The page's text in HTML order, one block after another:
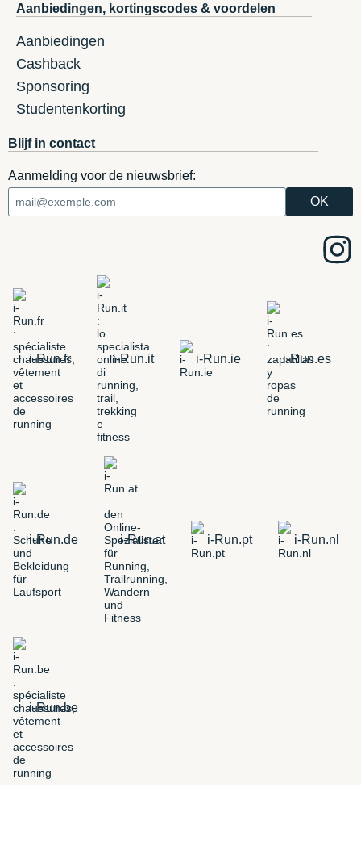
Aanbiedingen, kortingscodes & voordelen
Aanbiedingen
Cashback
Sponsoring
Studentenkorting
Blijf in contact
Aanmelding voor de nieuwsbrief:
i-Run.fr i-Run.it i-Run.ie i-Run.es
i-Run.de i-Run.at i-Run.pt i-Run.nl
i-Run.be